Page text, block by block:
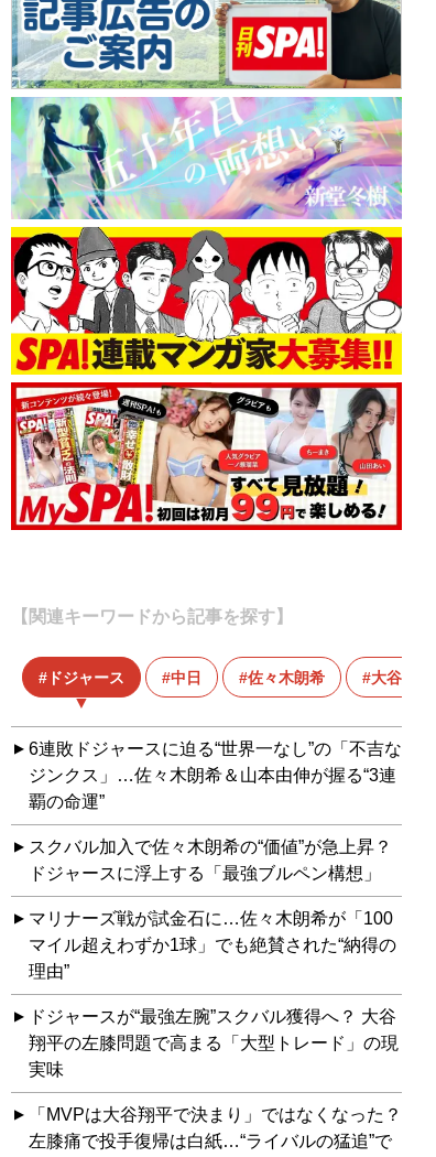
【関連キーワードから記事を探す】
ドジャース 中日 佐々木朗希 大谷翔平
6連敗ドジャースに迫る“世界一なし”の「不吉な
ジンクス」…佐々木朗希＆山本由伸が握る“3連
覇の命運”
スクバル加入で佐々木朗希の“価値”が急上昇？
ドジャースに浮上する「最強ブルペン構想」
マリナーズ戦が試金石に…佐々木朗希が「100
マイル超えわずか1球」でも絶賛された“納得の
理由”
ドジャースが“最強左腕”スクバル獲得へ？ 大谷
翔平の左膝問題で高まる「大型トレード」の現
実味
「MVPは大谷翔平で決まり」ではなくなった？
左膝痛で投手復帰は白紙…“ライバルの猛追”で